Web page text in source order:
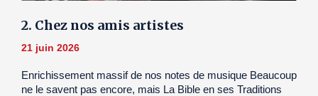
2. Chez nos amis artistes
21 juin 2026
Enrichissement massif de nos notes de musique Beaucoup
ne le savent pas encore, mais La Bible en ses Traditions